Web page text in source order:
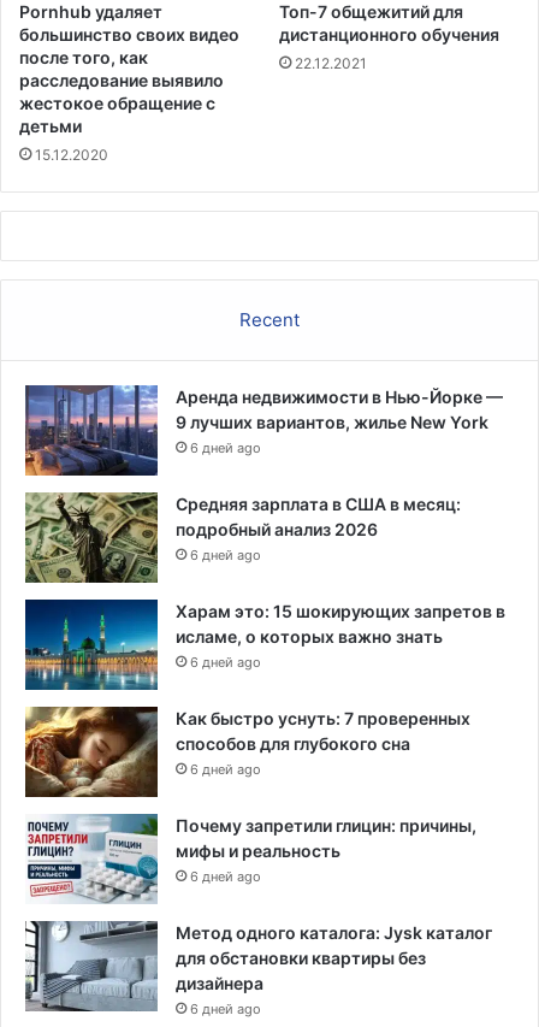
е
н
н
о
г
о
м
к
о
г
о
к
л
а
д
б
щ
а
А
ф
и
е
Pornhub удаляет
большинство своих видео
после того, как
расследование выявило
жестокое обращение с
детьми
15.12.2020
Топ-7 общежитий для
дистанционного обучения
22.12.2021
Recent
Аренда недвижимости в Нью-Йорке —
9 лучших вариантов, жилье New York
6 дней ago
Средняя зарплата в США в месяц:
подробный анализ 2026
6 дней ago
Харам это: 15 шокирующих запретов в
исламе, о которых важно знать
6 дней ago
Как быстро уснуть: 7 проверенных
способов для глубокого сна
6 дней ago
Почему запретили глицин: причины,
мифы и реальность
6 дней ago
Метод одного каталога: Jysk каталог
для обстановки квартиры без
дизайнера
6 дней ago